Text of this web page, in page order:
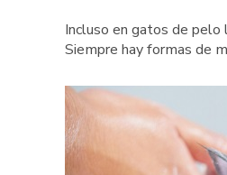
Incluso en gatos de pelo
Siempre hay formas de